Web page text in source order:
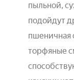
пыльной,
подойдут
пшеничная
торфяные